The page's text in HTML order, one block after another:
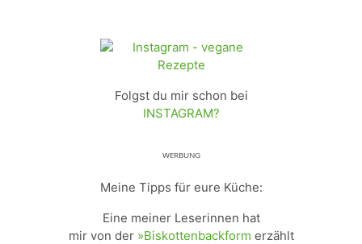
Folgst du mir schon bei
INSTAGRAM?
ᵂᴱᴿᴮᵁᴺᴳ
Meine Tipps für eure Küche:
Eine meiner Leserinnen hat
mir von der »Biskottenbackform erzählt